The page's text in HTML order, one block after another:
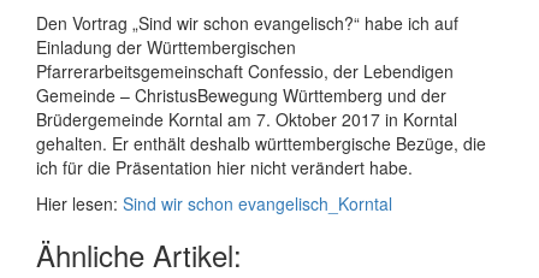
Den Vortrag „Sind wir schon evangelisch?“ habe ich auf
Einladung der Württembergischen
Pfarrerarbeitsgemeinschaft Confessio, der Lebendigen
Gemeinde – ChristusBewegung Württemberg und der
Brüdergemeinde Korntal am 7. Oktober 2017 in Korntal
gehalten. Er enthält deshalb württembergische Bezüge, die
ich für die Präsentation hier nicht verändert habe.
Hier lesen: Sind wir schon evangelisch_Korntal
Ähnliche Artikel: